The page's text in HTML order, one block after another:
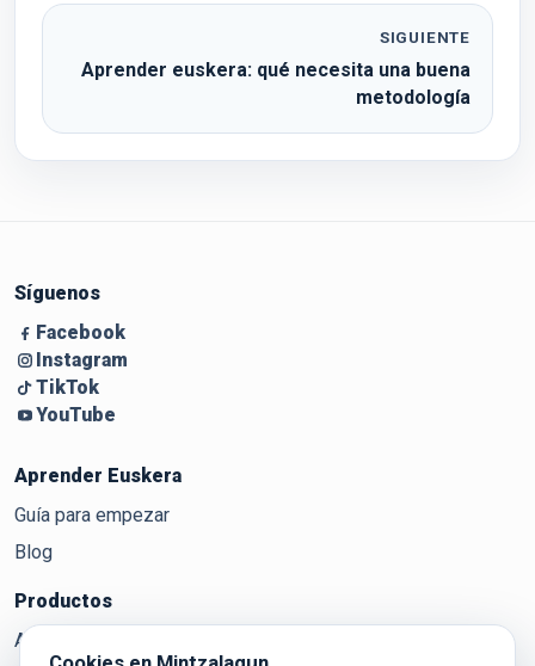
SIGUIENTE
Aprender euskera: qué necesita una buena
metodología
Síguenos
Facebook
Instagram
TikTok
YouTube
Aprender Euskera
Guía para empezar
Blog
Productos
Aditzak